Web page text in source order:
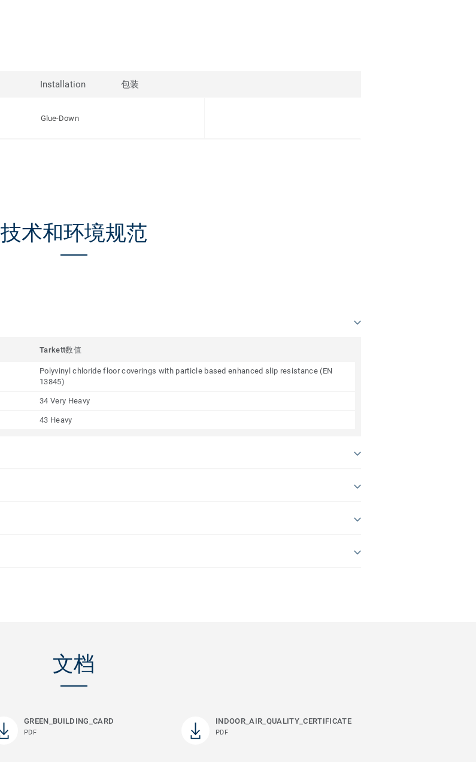
Installation 包装
Glue-Down
技术和环境规范
Tarkett数值
Polyvinyl chloride floor coverings with particle based enhanced slip resistance (EN
13845)
34 Very Heavy
43 Heavy
文档
GREEN_BUILDING_CARD
PDF
INDOOR_AIR_QUALITY_CERTIFICATE
PDF